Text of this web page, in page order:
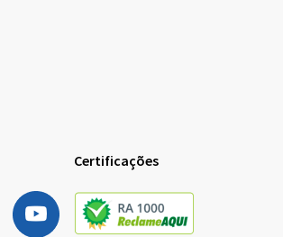
Certificações